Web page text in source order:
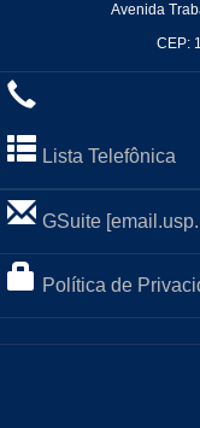
Avenida
CEP:
Lista Telefônica
GSuite
Política de